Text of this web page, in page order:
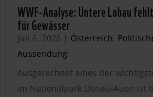
WWF-Analyse: Untere Lobau
für Gewässer
Juli 6, 2026 | Österreich,
Aussendung
Ausgerechnet eines der
im Nationalpark Donau-Auen ist